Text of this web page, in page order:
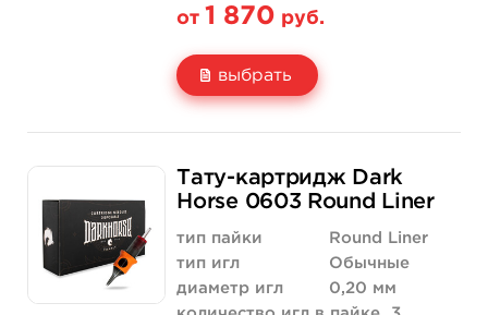
от 1 870 руб.
выбрать
Количество
1 870 руб.
купить
Тату-картридж Dark
Horse 0603 Round Liner
тип пайки
Round Liner
тип игл
Обычные
диаметр игл
0,20 мм